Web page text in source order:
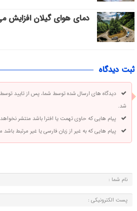
دمای هوای گیلان افزایش
ثبت دیدگاه
دیدگاه های ارسال شده توسط شما، پس از تایید
شد.
پیام هایی که حاوی تهمت یا افترا باشد منتشر
پیام هایی که به غیر از زبان فارسی یا غیر مرتبط